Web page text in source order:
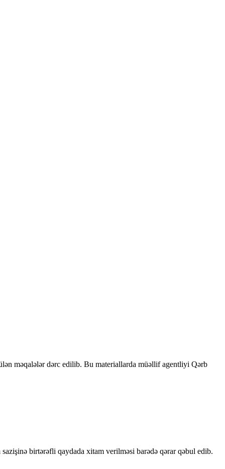
məqalələr dərc edilib. Bu materiallarda müəllif agentliyi Qərb
birtərəfli qaydada xitam verilməsi barədə qərar qəbul edib.